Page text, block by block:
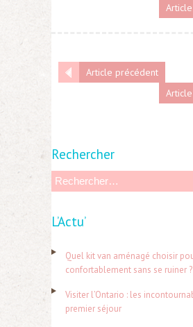
Article précédent
Rechercher
L’Actu’
Quel kit van aménagé choisir
confortablement sans se ruiner ?
Visiter l’Ontario : les
premier séjour